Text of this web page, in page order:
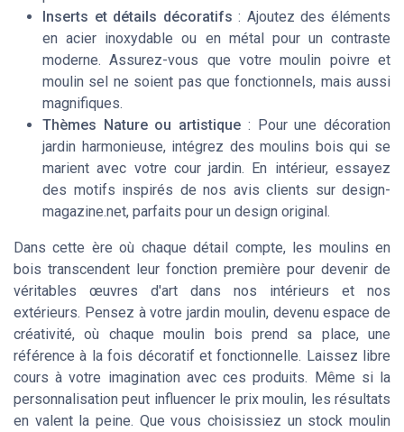
Inserts et détails décoratifs : Ajoutez des éléments
en acier inoxydable ou en métal pour un contraste
moderne. Assurez-vous que votre moulin poivre et
moulin sel ne soient pas que fonctionnels, mais aussi
magnifiques.
Thèmes Nature ou artistique : Pour une décoration
jardin harmonieuse, intégrez des moulins bois qui se
marient avec votre cour jardin. En intérieur, essayez
des motifs inspirés de nos avis clients sur design-
magazine.net, parfaits pour un design original.
Dans cette ère où chaque détail compte, les moulins en
bois transcendent leur fonction première pour devenir de
véritables œuvres d'art dans nos intérieurs et nos
extérieurs. Pensez à votre jardin moulin, devenu espace de
créativité, où chaque moulin bois prend sa place, une
référence à la fois décoratif et fonctionnelle. Laissez libre
cours à votre imagination avec ces produits. Même si la
personnalisation peut influencer le prix moulin, les résultats
en valent la peine. Que vous choisissiez un stock moulin